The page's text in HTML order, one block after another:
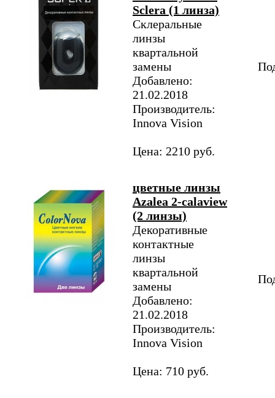
Sclera (1 линза)
Склеральные
линзы
квартальной
замены
Добавлено:
21.02.2018
Производитель:
Innova Vision
Цена: 2210 руб.
цветные линзы
Azalea 2-calaview
(2 линзы)
Декоративные
контактные
линзы
квартальной
замены
Добавлено:
21.02.2018
Производитель:
Innova Vision
Цена: 710 руб.